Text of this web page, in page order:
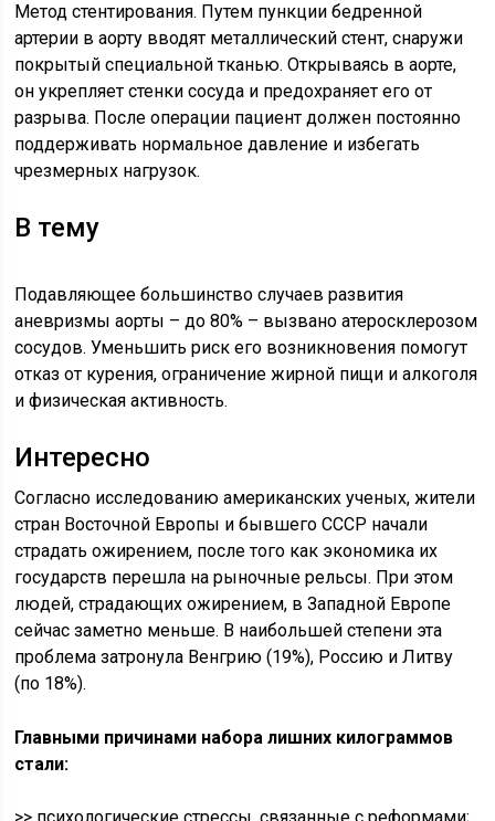
Метод стентирования. Путем пункции бедренной
артерии в аорту вводят металлический стент, снаружи
покрытый специальной тканью. Открываясь в аорте,
он укрепляет стенки сосуда и предохраняет его от
разрыва. После операции пациент должен постоянно
поддерживать нормальное давление и избегать
чрезмерных нагрузок.
В тему
Подавляющее большинство случаев развития
аневризмы аорты – до 80% – вызвано атеросклерозом
сосудов. Уменьшить риск его возникновения помогут
отказ от курения, ограничение жирной пищи и алкоголя
и физическая активность.
Интересно
Согласно исследованию американских ученых, жители
стран Восточной Европы и бывшего СССР начали
страдать ожирением, после того как экономика их
государств перешла на рыночные рельсы. При этом
людей, страдающих ожирением, в Западной Европе
сейчас заметно меньше. В наибольшей степени эта
проблема затронула Венгрию (19%), Россию и Литву
(по 18%).
Главными причинами набора лишних килограммов
стали: